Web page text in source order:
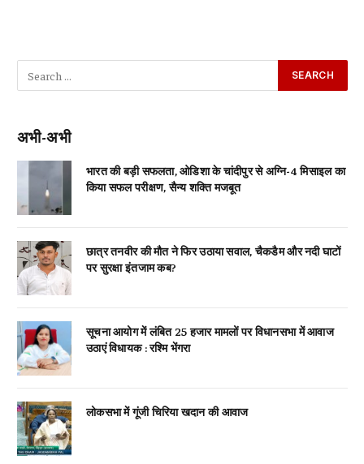
अभी-अभी
भारत की बड़ी सफलता, ओडिशा के चांदीपुर से अग्नि-4 मिसाइल का
किया सफल परीक्षण, सैन्य शक्ति मजबूत
छात्र तनवीर की मौत ने फिर उठाया सवाल, चैकडैम और नदी घाटों
पर सुरक्षा इंतजाम कब?
सूचना आयोग में लंबित 25 हजार मामलों पर विधानसभा में आवाज
उठाएं विधायक : रश्मि भेंगरा
लोकसभा में गूंजी चिरिया खदान की आवाज